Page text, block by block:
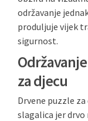
održavanje
produljuje vijek
sigurnost.
za djecu
Drvene puzzle
slagalica jer drvo